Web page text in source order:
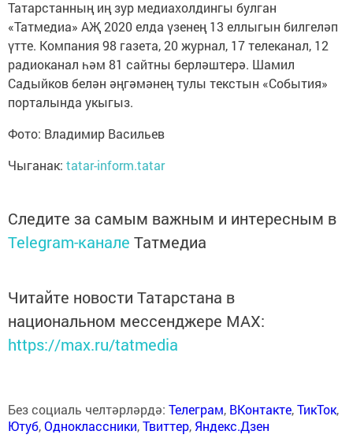
Татарстанның иң зур медиахолдингы булган
«Татмедиа» АҖ 2020 елда үзенең 13 еллыгын билгеләп
үтте. Компания 98 газета, 20 журнал, 17 телеканал, 12
радиоканал һәм 81 сайтны берләштерә. Шамил
Садыйков белән әңгәмәнең тулы текстын «События»
порталында укыгыз.
Фото: Владимир Васильев
Чыганак: tatar-inform.tatar
Следите за самым важным и интересным в
Telegram-канале Татмедиа
Читайте новости Татарстана в
национальном мессенджере MАХ:
https://max.ru/tatmedia
Без социаль челтәрләрдә: Телеграм, ВКонтакте,ТикТок,
Ютуб,Одноклассники,Твиттер, Яндекс.Дзен